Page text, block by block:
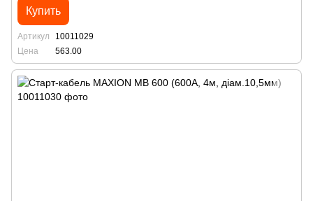
Купить
Артикул
10011029
Цена
563.00